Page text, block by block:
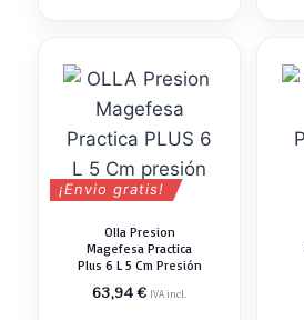
¡Envio gratis!
Olla Presion
Magefesa Practica
Plus 6 L 5 Cm Presión
63,94€ IVA incl.